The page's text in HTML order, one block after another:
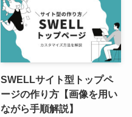
SWELLサイト型トップペ
ージの作り方【画像を用い
ながら手順解説】